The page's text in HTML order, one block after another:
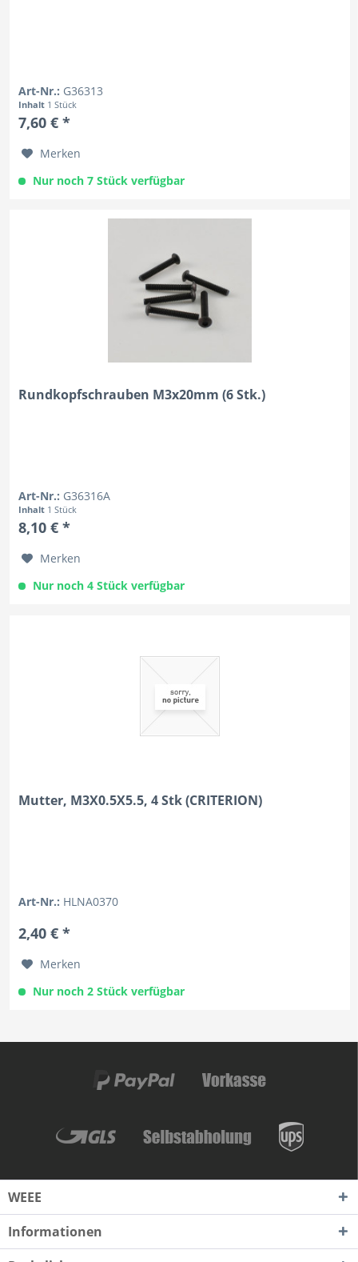
Art-Nr.: G36313
Inhalt 1 Stück
7,60 € *
Merken
Nur noch 7 Stück verfügbar
Rundkopfschrauben M3x20mm (6 Stk.)
Art-Nr.: G36316A
Inhalt 1 Stück
8,10 € *
Merken
Nur noch 4 Stück verfügbar
Mutter, M3X0.5X5.5, 4 Stk (CRITERION)
Art-Nr.: HLNA0370
2,40 € *
Merken
Nur noch 2 Stück verfügbar
WEEE
Informationen